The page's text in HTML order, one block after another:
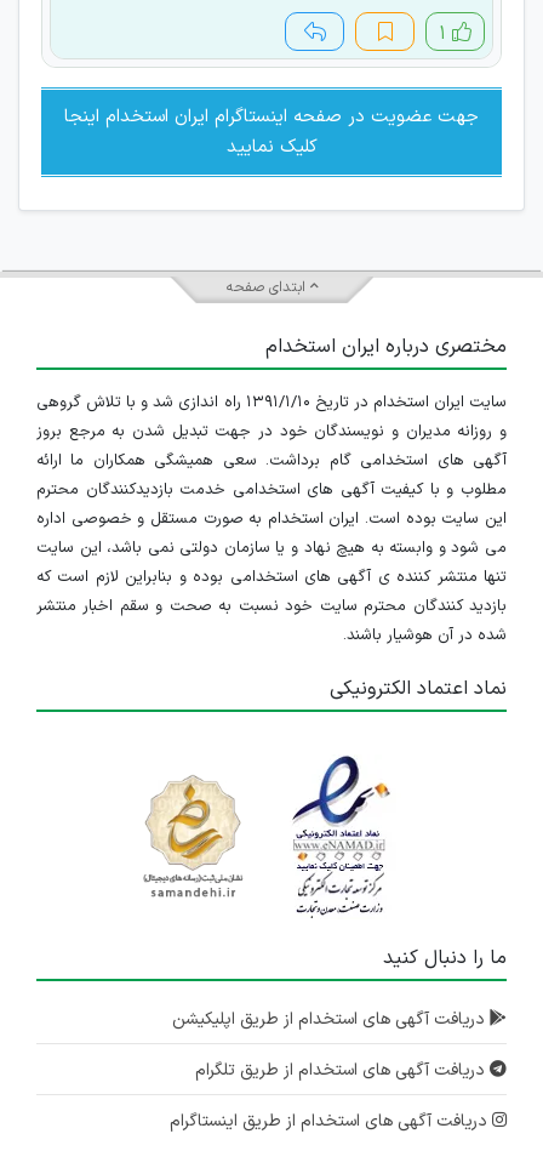
۱
جهت عضویت در صفحه اینستاگرام ایران استخدام اینجا
کلیک نمایید
ابتدای صفحه
مختصری درباره ایران استخدام
سایت ایران استخدام در تاریخ ۱۳۹۱/۱/۱۰ راه اندازی شد و با تلاش گروهی
و روزانه مدیران و نویسندگان خود در جهت تبدیل شدن به مرجع بروز
آگهی های استخدامی گام برداشت. سعی همیشگی همکاران ما ارائه
مطلوب و با کیفیت آگهی های استخدامی خدمت بازدیدکنندگان محترم
این سایت بوده است. ایران استخدام به صورت مستقل و خصوصی اداره
می شود و وابسته به هیچ نهاد و یا سازمان دولتی نمی باشد، این سایت
تنها منتشر کننده ی آگهی های استخدامی بوده و بنابراین لازم است که
بازدید کنندگان محترم سایت خود نسبت به صحت و سقم اخبار منتشر
شده در آن هوشیار باشند.
نماد اعتماد الکترونیکی
ما را دنبال کنید
دریافت آگهی های استخدام از طریق اپلیکیشن
دریافت آگهی های استخدام از طریق تلگرام
دریافت آگهی های استخدام از طریق اینستاگرام